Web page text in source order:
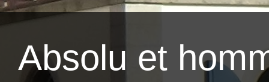
Absolu et